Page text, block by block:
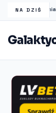
NA DZIŚ
Radomiak